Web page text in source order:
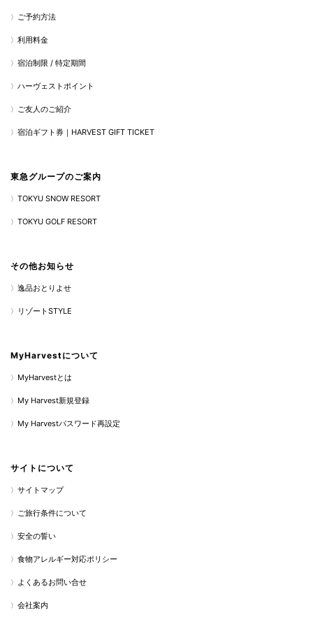
ご予約方法
利用料金
宿泊制限 / 特定期間
ハーヴェストポイント
ご友人のご紹介
宿泊ギフト券｜HARVEST GIFT TICKET
東急グループのご案内
TOKYU SNOW RESORT
TOKYU GOLF RESORT
その他お知らせ
逸品おとりよせ
リゾートSTYLE
MyHarvestについて
MyHarvestとは
My Harvest新規登録
My Harvestパスワード再設定
サイトについて
サイトマップ
ご旅行条件について
安全の誓い
食物アレルギー対応ポリシー
よくあるお問い合せ
会社案内